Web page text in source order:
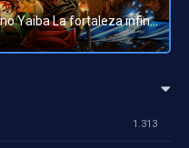
Guardianes de la noche: Kimetsu no Yaiba La fortaleza infinita
1.313